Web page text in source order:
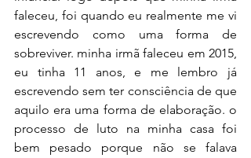
faleceu, foi quando eu realmente me vi
escrevendo como uma forma de
sobreviver. minha irmã faleceu em 2015,
eu tinha 11 anos, e me lembro já
escrevendo sem ter consciência de que
aquilo era uma forma de elaboração. o
processo de luto na minha casa foi
bem pesado porque não se falava